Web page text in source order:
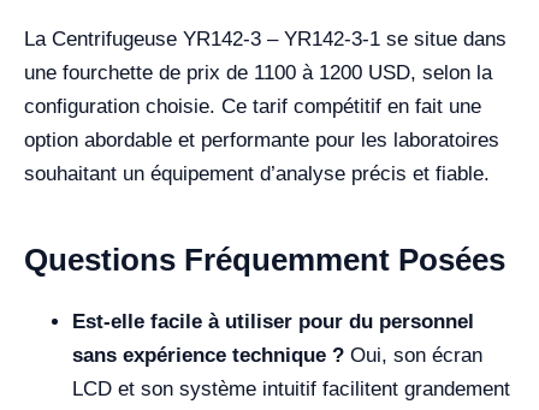
La Centrifugeuse YR142-3 – YR142-3-1 se situe dans
une fourchette de prix de 1100 à 1200 USD, selon la
configuration choisie. Ce tarif compétitif en fait une
option abordable et performante pour les laboratoires
souhaitant un équipement d’analyse précis et fiable.
Questions Fréquemment Posées
Est-elle facile à utiliser pour du personnel
sans expérience technique ? Oui, son écran
LCD et son système intuitif facilitent grandement